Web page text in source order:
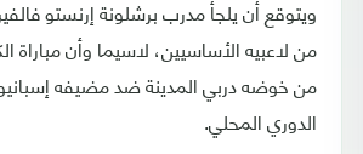
ويتوقع أن يلجأ مدرب برشلونة إرنستو
من لاعبيه الأساسيين، لاسيما وأن مباراة
من خوضه دربي المدينة ضد مضيفه
الدوري المحلي.